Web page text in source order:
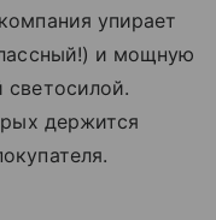
упирает
и мощную
светосилой.
держится